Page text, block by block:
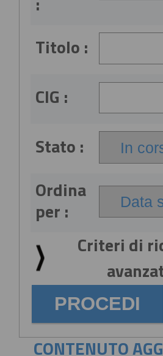
Titolo :
CIG :
Stato :
Ordina
per :
Criteri di
CONTENUTO